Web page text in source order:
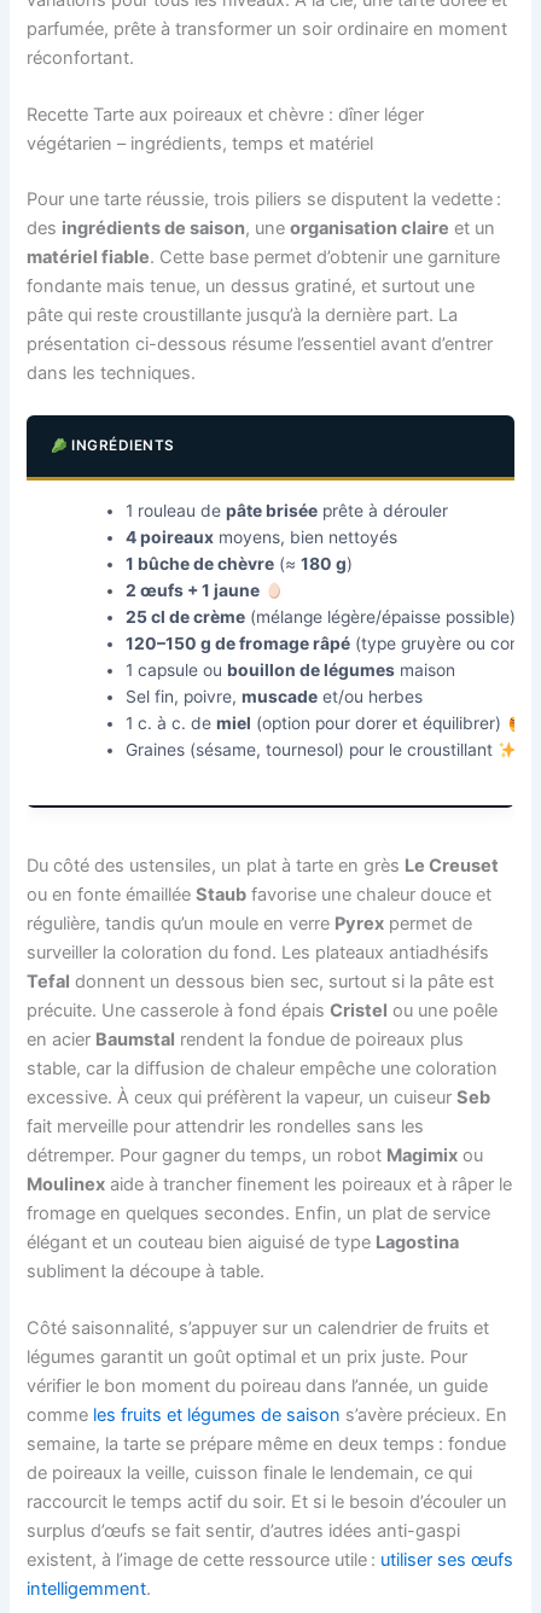
parfumée, prête à transformer un soir ordinaire en moment
réconfortant.
Recette Tarte aux poireaux et chèvre : dîner léger
végétarien – ingrédients, temps et matériel
Pour une tarte réussie, trois piliers se disputent la vedette :
des ingrédients de saison, uneorganisation claire et un
matériel fiable. Cette base permet d’obtenir une garniture
fondante mais tenue, un dessus gratiné, et surtout une
pâte qui reste croustillante jusqu’à la dernière part. La
présentation ci-dessous résume l’essentiel avant d’entrer
dans les techniques.
INGRÉDIENTS
1 rouleau depâte brisée prête à dérouler
4 poireaux moyens, bien nettoyés
1 bûche de chèvre (≈180 g)
2 œufs + 1 jaune
25 cl de crème (mélange légère/épaisse possible)
120–150 g de fromage râpé (type gruyère ou
1 capsule ou bouillon de légumes maison
Sel fin, poivre,muscade et/ou herbes
1 c. à c. demiel (option pour dorer et équilibrer)
Graines (sésame, tournesol) pour le croustillant
Du côté des ustensiles, un plat à tarte en grès Le Creuset
ou en fonte émailléeStaub favorise une chaleur douce et
régulière, tandis qu’un moule en verre Pyrex permet de
surveiller la coloration du fond. Les plateaux antiadhésifs
Tefal donnent un dessous bien sec, surtout si la pâte est
précuite. Une casserole à fond épaisCristel ou une poêle
en acier Baumstal rendent la fondue de poireaux plus
stable, car la diffusion de chaleur empêche une coloration
excessive. À ceux qui préfèrent la vapeur, un cuiseurSeb
fait merveille pour attendrir les rondelles sans les
détremper. Pour gagner du temps, un robot Magimix ou
Moulinex aide à trancher finement les poireaux et à râper le
fromage en quelques secondes. Enfin, un plat de service
élégant et un couteau bien aiguisé de type Lagostina
subliment la découpe à table.
Côté saisonnalité, s’appuyer sur un calendrier de fruits et
légumes garantit un goût optimal et un prix juste. Pour
vérifier le bon moment du poireau dans l’année, un guide
comme les fruits et légumes de saison s’avère précieux. En
semaine, la tarte se prépare même en deux temps : fondue
de poireaux la veille, cuisson finale le lendemain, ce qui
raccourcit le temps actif du soir. Et si le besoin d’écouler un
surplus d’œufs se fait sentir, d’autres idées anti-gaspi
existent, à l’image de cette ressource utile : utiliser ses œufs
intelligemment.